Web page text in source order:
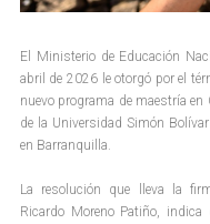
El Ministerio de Educación
abril de 2026 le otorgó por el
nuevo programa de maestría
de la Universidad Simón
en Barranquilla.
La resolución que lleva la
Ricardo Moreno Patiño,